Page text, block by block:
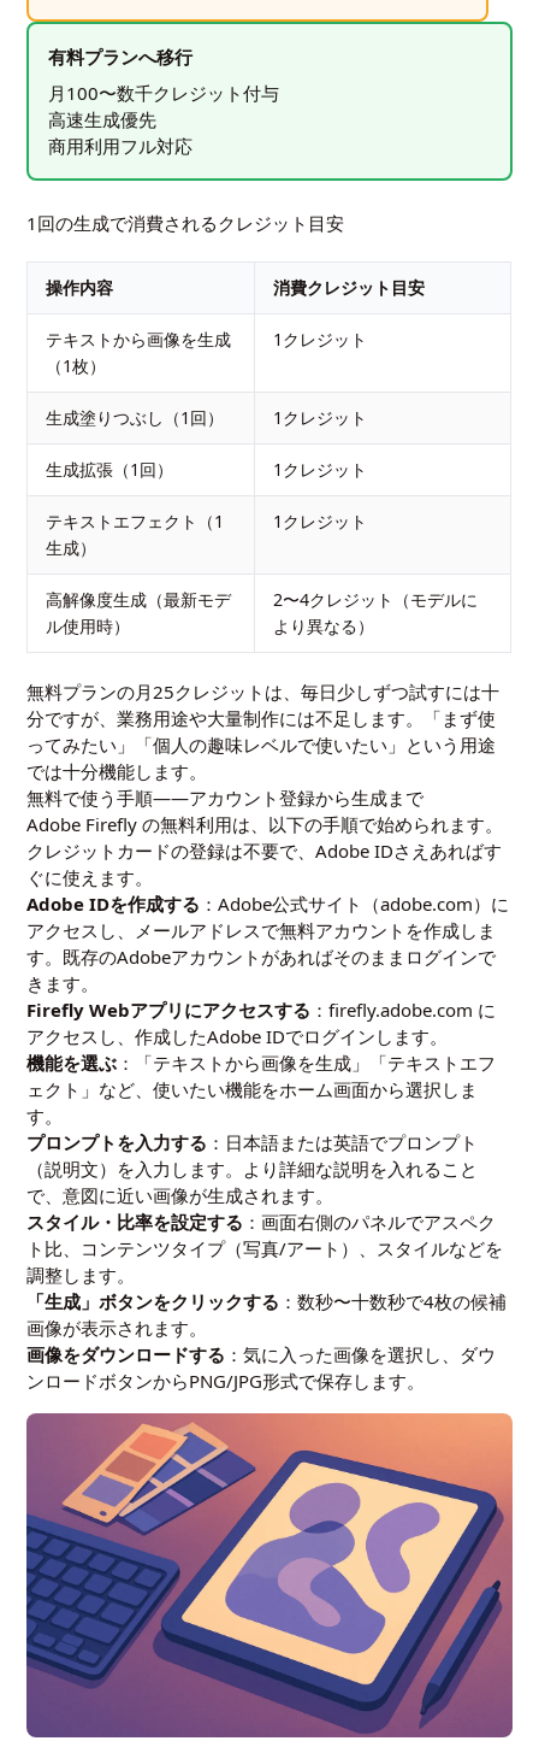
有料プランへ移行
月100〜数千クレジット付与
高速生成優先
商用利用フル対応
1回の生成で消費されるクレジット目安
操作内容 消費クレジット目安
テキストから画像を生成
（1枚）
1クレジット
生成塗りつぶし（1回） 1クレジット
生成拡張（1回） 1クレジット
テキストエフェクト（1
生成）
1クレジット
高解像度生成（最新モデ
ル使用時）
2〜4クレジット（モデルに
より異なる）
無料プランの月25クレジットは、毎日少しずつ試すには十
分ですが、業務用途や大量制作には不足します。「まず使
ってみたい」「個人の趣味レベルで使いたい」という用途
では十分機能します。
無料で使う手順——アカウント登録から生成まで
Adobe Firefly の無料利用は、以下の手順で始められます。
クレジットカードの登録は不要で、Adobe IDさえあればす
ぐに使えます。
Adobe IDを作成する ：Adobe公式サイト（adobe.com）に
アクセスし、メールアドレスで無料アカウントを作成しま
す。既存のAdobeアカウントがあればそのままログインで
きます。
Firefly Webアプリにアクセスする ：firefly.adobe.com に
アクセスし、作成したAdobe IDでログインします。
機能を選ぶ ：「テキストから画像を生成」「テキストエフ
ェクト」など、使いたい機能をホーム画面から選択しま
す。
プロンプトを入力する ：日本語または英語でプロンプト
（説明文）を入力します。より詳細な説明を入れること
で、意図に近い画像が生成されます。
スタイル・比率を設定する ：画面右側のパネルでアスペク
ト比、コンテンツタイプ（写真/アート）、スタイルなどを
調整します。
「生成」ボタンをクリックする ：数秒〜十数秒で4枚の候補
画像が表示されます。
画像をダウンロードする ：気に入った画像を選択し、ダウ
ンロードボタンからPNG/JPG形式で保存します。